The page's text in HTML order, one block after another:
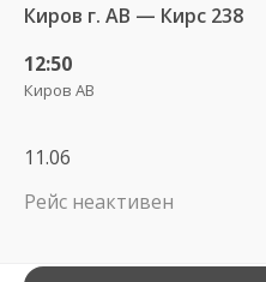
Киров г. АВ — Кирс 238
12:50
Киров АВ
11.06
Рейс неактивен